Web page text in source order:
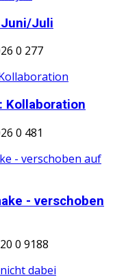
Juni/Juli
0 277
Kollaboration
0 481
- verschoben
0 9188